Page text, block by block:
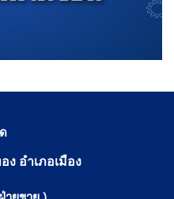
อำเภอเมือง